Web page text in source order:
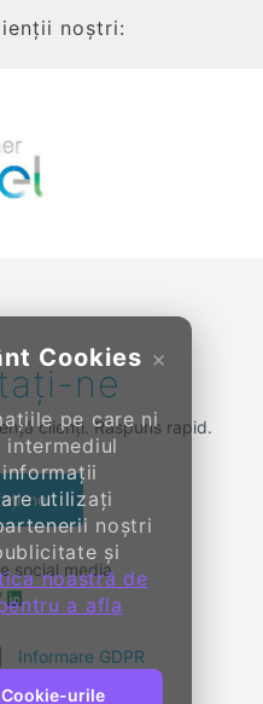
×
Cookies
pe care ni
utilizați
noștri
și
noastră de
a afla
Cookie-urile
noștri:
ne
clienți. Răspuns rapid.
ne
social media
Informare GDPR